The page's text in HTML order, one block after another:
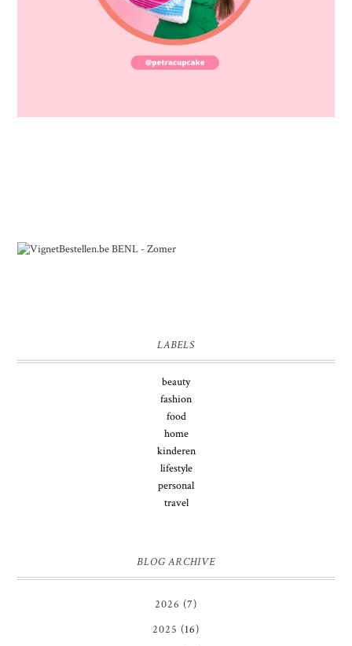
LABELS
beauty
fashion
food
home
kinderen
lifestyle
personal
travel
BLOG ARCHIVE
2026 (7)
2025 (16)